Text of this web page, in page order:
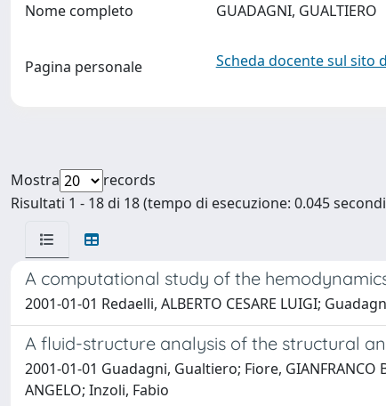
Nome completo GUADAGNI, GUALTIERO
Pagina personale Scheda docente sul sito
Mostra
records
Risultati 1 - 18 di 18 (tempo di esecuzione: 0.045
A computational study of the
2001-01-01 Redaelli, ALBERTO CESARE LUIGI;
A fluid-structure analysis of the structural
2001-01-01 Guadagni, Gualtiero; Fiore, GIANFRANCO
ANGELO; Inzoli, Fabio